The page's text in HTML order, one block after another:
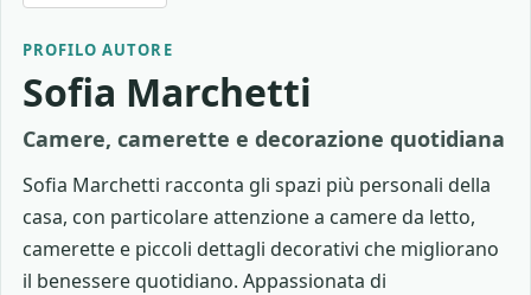
PROFILO AUTORE
Sofia Marchetti
Camere, camerette e decorazione quotidiana
Sofia Marchetti racconta gli spazi più personali della
casa, con particolare attenzione a camere da letto,
camerette e piccoli dettagli decorativi che migliorano
il benessere quotidiano. Appassionata di